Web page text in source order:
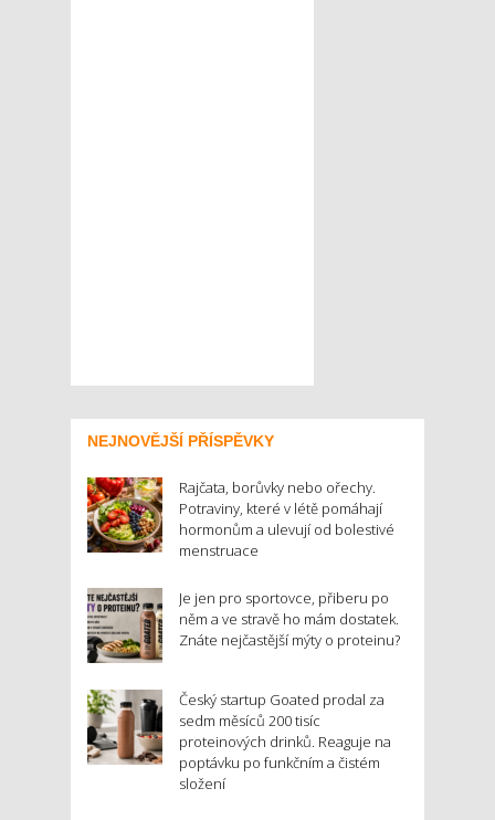
NEJNOVĚJŠÍ PŘÍSPĚVKY
Rajčata, borůvky nebo ořechy.
Potraviny, které v létě pomáhají
hormonům a ulevují od bolestivé
menstruace
Je jen pro sportovce, přiberu po
něm a ve stravě ho mám dostatek.
Znáte nejčastější mýty o proteinu?
Český startup Goated prodal za
sedm měsíců 200 tisíc
proteinových drinků. Reaguje na
poptávku po funkčním a čistém
složení